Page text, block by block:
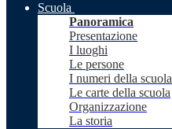
Scuola
Panoramica
Presentazione
I luoghi
Le persone
I numeri della scuola
Le carte della scuola
Organizzazione
La storia